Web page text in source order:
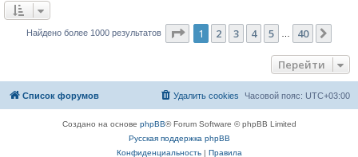
и
б
Найдено более 1000 результатов Страница из 40
1 2 3 4 5 40
Перейти
Список форумов Часовой пояс: UTC+03:00
Удалить cookies
Создано на основе phpBB® Forum Software © phpBB Limited
Русская поддержка phpBB
Конфиденциальность| Правила